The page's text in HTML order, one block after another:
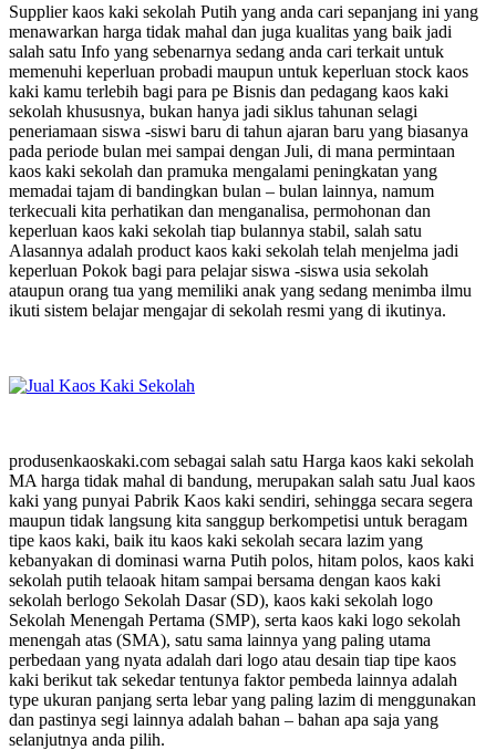
Supplier kaos kaki sekolah Putih yang anda cari sepanjang ini yang
menawarkan harga tidak mahal dan juga kualitas yang baik jadi
salah satu Info yang sebenarnya sedang anda cari terkait untuk
memenuhi keperluan probadi maupun untuk keperluan stock kaos
kaki kamu terlebih bagi para pe Bisnis dan pedagang kaos kaki
sekolah khususnya, bukan hanya jadi siklus tahunan selagi
peneriamaan siswa -siswi baru di tahun ajaran baru yang biasanya
pada periode bulan mei sampai dengan Juli, di mana permintaan
kaos kaki sekolah dan pramuka mengalami peningkatan yang
memadai tajam di bandingkan bulan – bulan lainnya, namum
terkecuali kita perhatikan dan menganalisa, permohonan dan
keperluan kaos kaki sekolah tiap bulannya stabil, salah satu
Alasannya adalah product kaos kaki sekolah telah menjelma jadi
keperluan Pokok bagi para pelajar siswa -siswa usia sekolah
ataupun orang tua yang memiliki anak yang sedang menimba ilmu
ikuti sistem belajar mengajar di sekolah resmi yang di ikutinya.
produsenkaoskaki.com sebagai salah satu Harga kaos kaki sekolah
MA harga tidak mahal di bandung, merupakan salah satu Jual kaos
kaki yang punyai Pabrik Kaos kaki sendiri, sehingga secara segera
maupun tidak langsung kita sanggup berkompetisi untuk beragam
tipe kaos kaki, baik itu kaos kaki sekolah secara lazim yang
kebanyakan di dominasi warna Putih polos, hitam polos, kaos kaki
sekolah putih telaoak hitam sampai bersama dengan kaos kaki
sekolah berlogo Sekolah Dasar (SD), kaos kaki sekolah logo
Sekolah Menengah Pertama (SMP), serta kaos kaki logo sekolah
menengah atas (SMA), satu sama lainnya yang paling utama
perbedaan yang nyata adalah dari logo atau desain tiap tipe kaos
kaki berikut tak sekedar tentunya faktor pembeda lainnya adalah
type ukuran panjang serta lebar yang paling lazim di menggunakan
dan pastinya segi lainnya adalah bahan – bahan apa saja yang
selanjutnya anda pilih.